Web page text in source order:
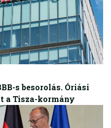
s besorolás. Óriási
a Tisza-kormány